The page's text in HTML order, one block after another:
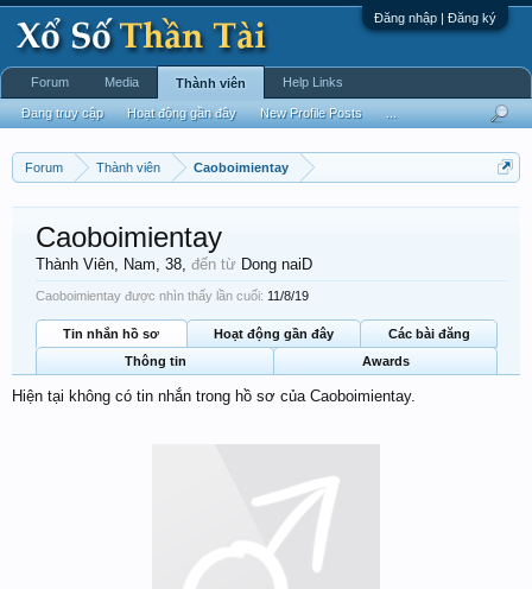
Đăng nhập | Đăng ký
Forum Thành viên Caoboimientay
Caoboimientay
Thành Viên, Nam, 38, đến từ Dong naiD
Caoboimientay được nhìn thấy lần cuối: 11/8/19
Tin nhắn hồ sơ Hoạt động gần đây
Các bài đăng
Thông tin
Awards
Hiện tại không có tin nhắn trong hồ sơ của Caoboimientay.
Forum Media Thành viên
Đang truy cập Hoạt động gần đây New Profile Posts
Help Links